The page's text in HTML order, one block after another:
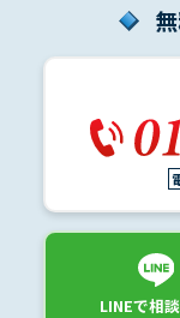
LINEで相